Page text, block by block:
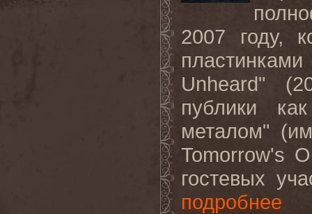
2007 году,
Unheard"
публики
металом"
Tomorrow's
гостевых
подробнее